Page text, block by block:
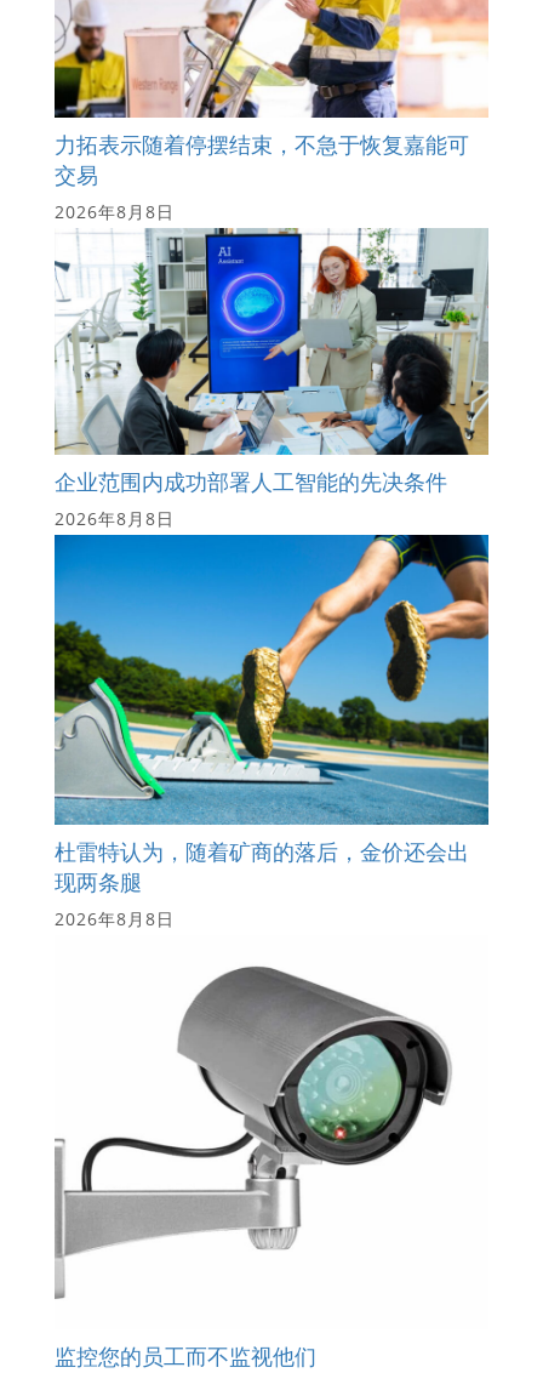
力拓表示随着停摆结束，不急于恢复嘉能可
交易
2026年8月8日
企业范围内成功部署人工智能的先决条件
2026年8月8日
杜雷特认为，随着矿商的落后，金价还会出
现两条腿
2026年8月8日
监控您的员工而不监视他们